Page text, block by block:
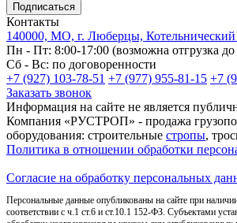
Подписаться
Контакты
140000, МО, г. Люберцы, Котельнический
Пн - Пт: 8:00-17:00 (возможна отгрузка до
Сб - Вс: по договоренности
+7 (927) 103-78-51 +7 (977) 955-81-15 +7
Заказать звонок
Информация на сайте не является
Компания «РУСТРОП» - продажа
оборудования: строительные стропы,
Политика в отношении обработки
Согласие на обработку персональных
Персональные данные опубликованы на сайте при
соответствии с ч.1 ст.6 и ст.10.1 152-ФЗ. Субъектами